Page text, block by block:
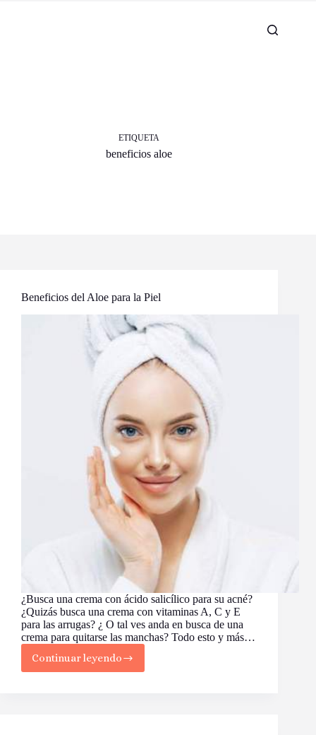
ETIQUETA
beneficios aloe
Beneficios del Aloe para la Piel
¿Busca una crema con ácido salicílico para su acné?
¿Quizás busca una crema con vitaminas A, C y E
para las arrugas? ¿ O tal ves anda en busca de una
crema para quitarse las manchas? Todo esto y más…
Continuar leyendo
Beneficios
del